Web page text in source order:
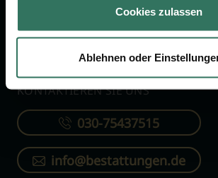
Cookies zulassen
Ablehnen oder
KONTAKTIEREN SIE UNS
030-75437515
info@bestattungen.de